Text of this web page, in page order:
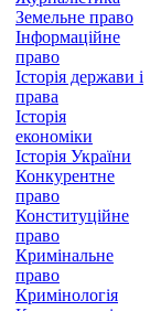
Земельне право
Інформаційне
право
Історія держави і
права
Історія
економіки
Історія України
Конкурентне
право
Конституційне
право
Кримінальне
право
Кримінологія